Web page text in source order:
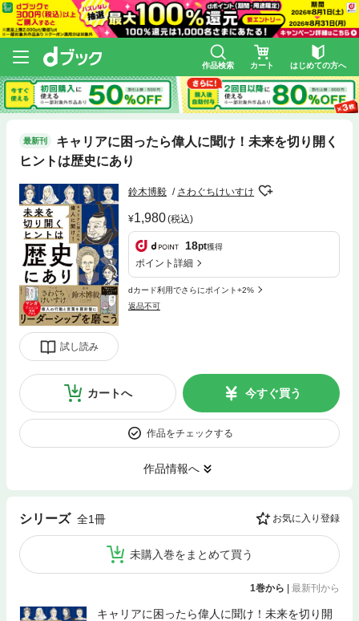
作品検索 カート はじめての方へ
最新刊
キャリアに困ったら偉人に聞け！未来を切り開く
ヒントは歴史にあり
試し読み
鈴木博毅 さわぐちけいすけ
1,980(税込)
18pt獲得
ポイント詳細
dカード利用でさらにポイント+2%
返品不可
カートへ 今すぐ買う
作品をチェックする
作品情報へ
シリーズ 全1冊 お気に入り登録
未購入巻をまとめて買う
1巻から | 最新刊から
キャリアに困ったら偉人に聞け！未来を切り開